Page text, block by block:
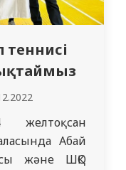
Абай
және ШҚО